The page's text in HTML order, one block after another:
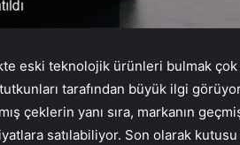
eski teknolojik ürünleri bulmak
tarafından büyük ilgi
çeklerin yanı sıra, markanın
satılabiliyor. Son olarak kutusu